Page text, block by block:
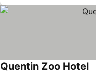
Quentin Zoo Hotel